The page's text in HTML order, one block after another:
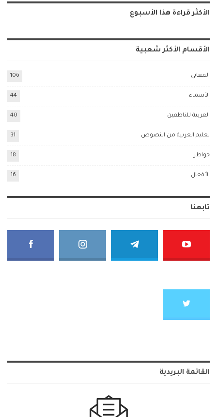
الأكثر قراءة هذا الأسبوع
الأقسام الأكثر شعبية
المعاني 106
الأسماء 44
العربية للناطقين 40
تعليم العربية من النصوص 31
خواطر 18
الأفعال 16
تابعنا
القائمة البريدية